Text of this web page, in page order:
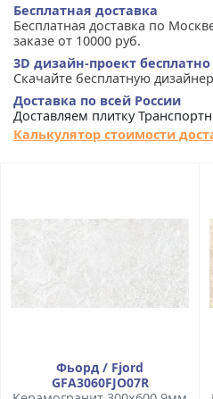
Бесплатная доставка
Бесплатная доставка по
заказе от 10000 руб.
3D дизайн-проект бесплатно
Скачайте бесплатную
Доставка по всей России
Доставляем плитку
Калькулятор стоимости
Фьорд / Fjord
GFA3060FJO07R